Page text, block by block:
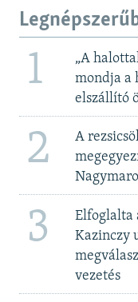
1
„A
mondja a
elszállító
2
A
3
Elfoglalta
Kazinczy
vezetés